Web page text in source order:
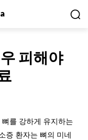
피해야
를 강하게 유지하는
증 환자는 뼈의 미네